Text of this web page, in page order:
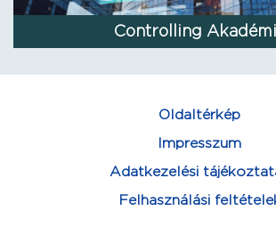
Controlling
Oldaltérkép
Impresszum
Adatkezelési
Felhasználási